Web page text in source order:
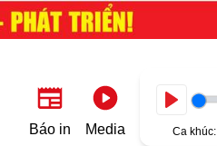
Báo in Media Ca khúc: